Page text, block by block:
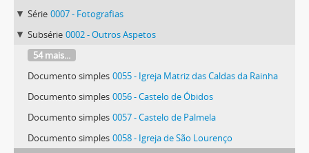
Série 0007 - Fotografias
Subsérie 0002 - Outros Aspetos
54 mais...
Documento simples 0055 - Igreja Matriz das Caldas da Rainha
Documento simples 0056 - Castelo de Óbidos
Documento simples 0057 - Castelo de Palmela
Documento simples 0058 - Igreja de São Lourenço